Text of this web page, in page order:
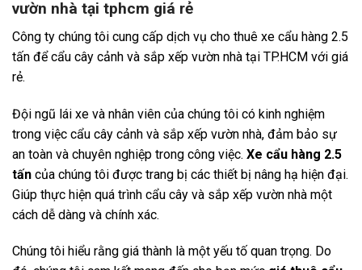
vườn nhà tại tphcm giá rẻ
Công ty chúng tôi cung cấp dịch vụ cho thuê xe cẩu hàng 2.5
tấn để cẩu cây cảnh và sắp xếp vườn nhà tại TP.HCM với giá
rẻ.
Đội ngũ lái xe và nhân viên của chúng tôi có kinh nghiệm
trong việc cẩu cây cảnh và sắp xếp vườn nhà, đảm bảo sự
an toàn và chuyên nghiệp trong công việc. Xe cẩu hàng 2.5
tấn của chúng tôi được trang bị các thiết bị nâng hạ hiện đại.
Giúp thực hiện quá trình cẩu cây và sắp xếp vườn nhà một
cách dễ dàng và chính xác.
Chúng tôi hiểu rằng giá thành là một yếu tố quan trọng. Do